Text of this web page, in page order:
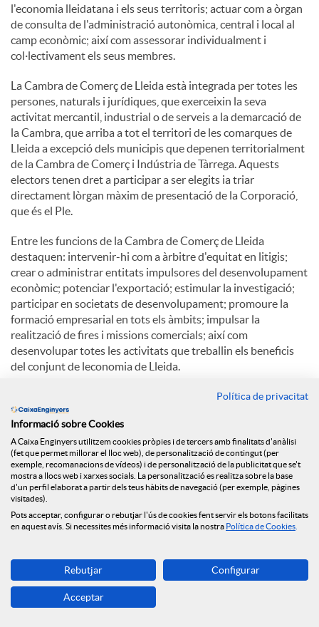
l'economia lleidatana i els seus territoris; actuar com a òrgan
de consulta de l'administració autonòmica, central i local al
camp econòmic; així com assessorar individualment i
col·lectivament els seus membres.
La Cambra de Comerç de Lleida està integrada per totes les
persones, naturals i jurídiques, que exerceixin la seva
activitat mercantil, industrial o de serveis a la demarcació de
la Cambra, que arriba a tot el territori de les comarques de
Lleida a excepció dels municipis que depenen territorialment
de la Cambra de Comerç i Indústria de Tàrrega. Aquests
electors tenen dret a participar a ser elegits ia triar
directament lòrgan màxim de presentació de la Corporació,
que és el Ple.
Entre les funcions de la Cambra de Comerç de Lleida
destaquen: intervenir-hi com a àrbitre d'equitat en litigis;
crear o administrar entitats impulsores del desenvolupament
econòmic; potenciar l'exportació; estimular la investigació;
participar en societats de desenvolupament; promoure la
formació empresarial en tots els àmbits; impulsar la
realització de fires i missions comercials; així com
desenvolupar totes les activitats que treballin els beneficis
del conjunt de leconomia de Lleida.
internacionalització, la informació d'empreses, la innovació i
les TIC, la indústria, la legislació, el comerç i la creació
d'empreses.
C
m
Notícies relacionades
El Grup Caixa Enginyers consolida el seu model
Política de privacitat
Informació sobre Cookies
A Caixa Enginyers utilitzem cookies pròpies i de tercers amb finalitats d'anàlisi
(fet que permet millorar el lloc web), de personalització de contingut (per
exemple, recomanacions de vídeos) i de personalització de la publicitat que se't
mostra a llocs web i xarxes socials. La personalització es realitza sobre la base
d'un perfil elaborat a partir dels teus hàbits de navegació (per exemple, pàgines
visitades).
Pots acceptar, configurar o rebutjar l'ús de cookies fent servir els botons facilitats
en aquest avís. Si necessites més informació visita la nostra Política de Cookies
Rebutjar Configurar
Acceptar